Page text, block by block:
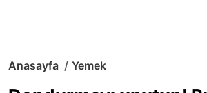
Anasayfa Yemek